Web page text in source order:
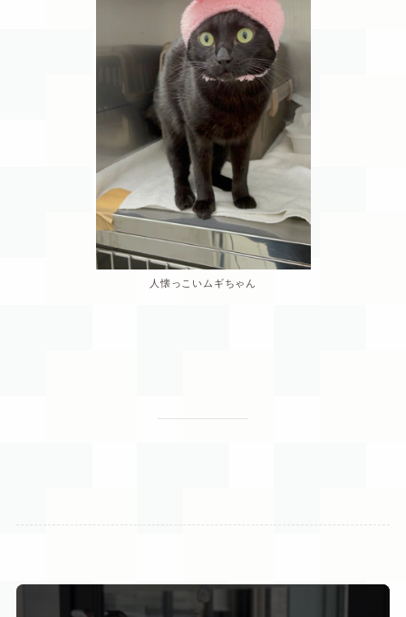
人懐っこいムギちゃん